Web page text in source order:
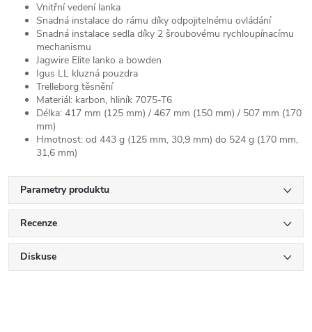
Vnitřní vedení lanka
Snadná instalace do rámu díky odpojitelnému ovládání
Snadná instalace sedla díky 2 šroubovému rychloupínacímu
mechanismu
Jagwire Elite lanko a bowden
Igus LL kluzná pouzdra
Trelleborg těsnění
Materiál: karbon, hliník 7075-T6
Délka: 417 mm (125 mm) / 467 mm (150 mm) / 507 mm (170
mm)
Hmotnost: od 443 g (125 mm, 30,9 mm) do 524 g (170 mm,
31,6 mm)
Parametry produktu
Recenze
Diskuse